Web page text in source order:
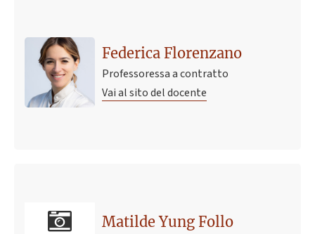
Federica Florenzano
Professoressa a contratto
Vai al sito del docente
Matilde Yung Follo